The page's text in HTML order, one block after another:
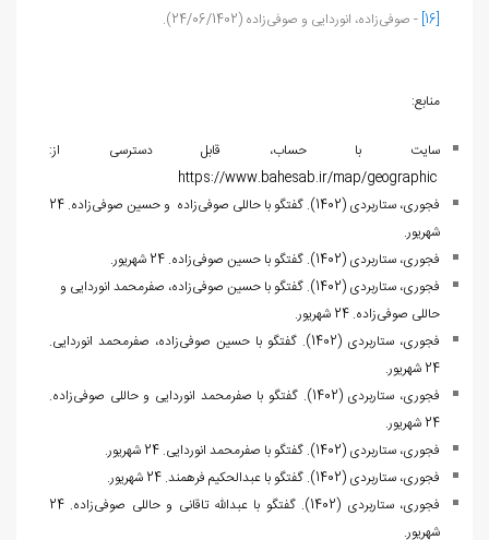
[16] - صوفی‌زاده، انوردایی و صوفی‌زاده (24/06/1402).
منابع:
سایت با حساب، قابل دسترسی از:
https://www.bahesab.ir/map/geographic
فجوری، ستاربردی (1402). گفتگو با حاللی صوفی‌زاده و حسین صوفی‌زاده. 24
شهریور.
فجوری، ستاربردی (1402). گفتگو با حسین صوفی‌زاده. 24 شهریور.
فجوری، ستاربردی (1402). گفتگو با حسین صوفی‌زاده، صفرمحمد انوردایی و
حاللی صوفی‌زاده. 24 شهریور.
فجوری، ستاربردی (1402). گفتگو با حسین صوفی‌زاده، صفرمحمد انوردایی.
24 شهریور.
فجوری، ستاربردی (1402). گفتگو با صفرمحمد انوردایی و حاللی صوفی‌زاده.
24 شهریور.
فجوری، ستاربردی (1402). گفتگو با صفرمحمد انوردایی. 24 شهریور.
فجوری، ستاربردی (1402). گفتگو با عبدالحکیم فرهمند. 24 شهریور.
فجوری، ستاربردی (1402). گفتگو با عبدالله تاقانی و حاللی صوفی‌زاده. 24
شهریور.